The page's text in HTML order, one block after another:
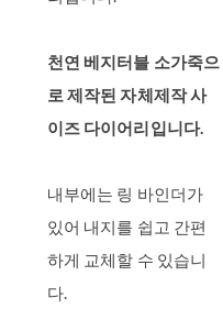
천연 베지터블 소가죽으
로 제작된 자체제작 사
이즈 다이어리입니다.
내부에는 링 바인더가
있어 내지를 쉽고 간편
하게 교체할 수 있습니
다.